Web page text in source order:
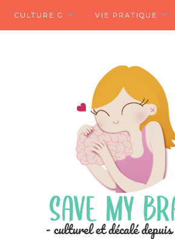
CULTURE G VIE PRATIQUE